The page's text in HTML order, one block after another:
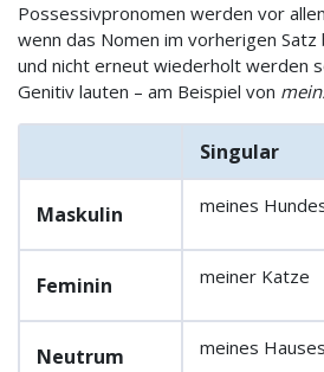
Possessivpronomen werden vor
wenn das Nomen im vorherigen
und nicht erneut wiederholt werden
Genitiv lauten – am Beispiel von
Singular
Maskulin meines
Feminin meiner Katze
Neutrum meines Hauses